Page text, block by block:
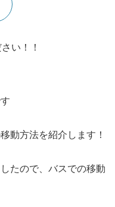
い！！
動方法を紹介します！
たので、バスでの移動